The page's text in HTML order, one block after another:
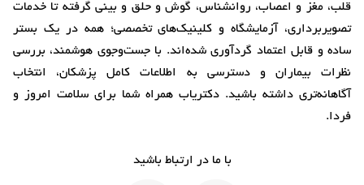
قلب، مغز و اعصاب، روانشناس، گوش و حلق و بینی گرفته تا خدمات
تصویربرداری، آزمایشگاه و کلینیک‌های تخصصی؛ همه در یک بستر
ساده و قابل اعتماد گردآوری شده‌اند. با جست‌وجوی هوشمند، بررسی
نظرات بیماران و دسترسی به اطلاعات کامل پزشکان، انتخاب
آگاهانه‌تری داشته باشید. دکتریاب همراه شما برای سلامت امروز و
فردا.
با ما در ارتباط باشید